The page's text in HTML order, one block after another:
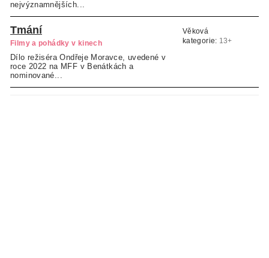
nejvýznamnějších...
Tmání
Filmy a pohádky v kinech
Dílo režiséra Ondřeje Moravce, uvedené v
roce 2022 na MFF v Benátkách a
nominované...
Věková
kategorie: 13+